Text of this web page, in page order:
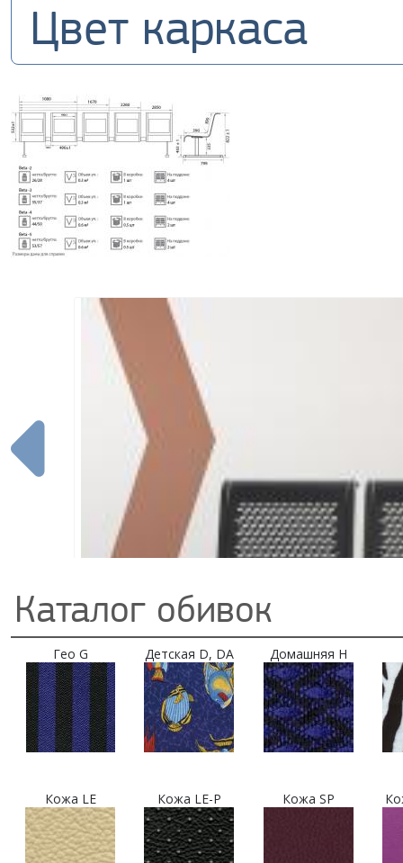
Цвет каркаса
Каталог обивок
Гео G Детская D, DA Домашняя H
Кожа LE Кожа LE-P Кожа SP